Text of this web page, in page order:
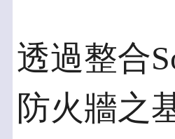
透過整合
防火牆之